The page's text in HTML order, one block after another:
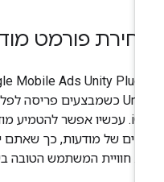
פורמט
Mobile Ads Unity
של מודעות, כך שאתם
חוויית המשתמש הטובה